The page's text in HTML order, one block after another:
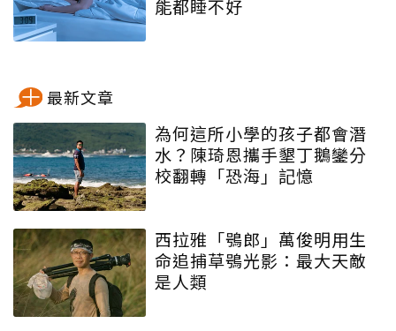
能都睡不好
最新文章
為何這所小學的孩子都會潛
水？陳琦恩攜手墾丁鵝鑾分
校翻轉「恐海」記憶
西拉雅「鴞郎」萬俊明用生
命追捕草鴞光影：最大天敵
是人類